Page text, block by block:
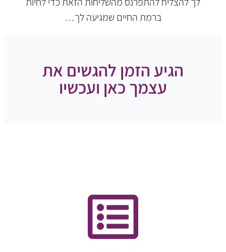
ברמת החיים שמגיעה לך…
הגיע הזמן להגשים את
עצמך כאן ועכשיו